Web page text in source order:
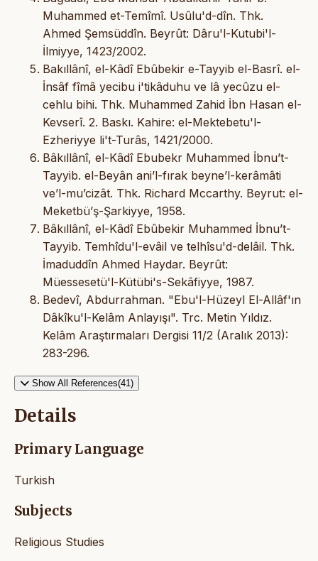
Muhammed et-Temîmî. Usûlu'd-dîn. Thk.
Ahmed Şemsüddîn. Beyrût: Dâru'l-Kutubi'l-
İlmiyye, 1423/2002.
Bakıllânî, el-Kâdî Ebûbekir e-Tayyib el-Basrî. el-
İnsâf fîmâ yecibu i'tikâduhu ve lâ yecûzu el-
cehlu bihi. Thk. Muhammed Zahid İbn Hasan el-
Kevserî. 2. Baskı. Kahire: el-Mektebetu'l-
Ezheriyye li't-Turâs, 1421/2000.
Bâkıllânî, el-Kâdî Ebubekr Muhammed İbnu’t-
Tayyib. el-Beyân ani’l-fırak beyne’l-kerâmâti
ve’l-mu’cizât. Thk. Richard Mccarthy. Beyrut: el-
Meketbü’ş-Şarkiyye, 1958.
Bâkıllânî, el-Kâdî Ebûbekir Muhammed İbnu’t-
Tayyib. Temhîdu'l-evâil ve telhîsu'd-delâil. Thk.
İmaduddîn Ahmed Haydar. Beyrût:
Müessesetü'l-Kütübi's-Sekâfiyye, 1987.
Bedevî, Abdurrahman. "Ebu'l-Hüzeyl El-Allâf'ın
Dâkîku'l-Kelâm Anlayışı". Trc. Metin Yıldız.
Kelâm Araştırmaları Dergisi 11/2 (Aralık 2013):
283-296.
Show All References(41)
Details
Primary Language
Turkish
Subjects
Religious Studies